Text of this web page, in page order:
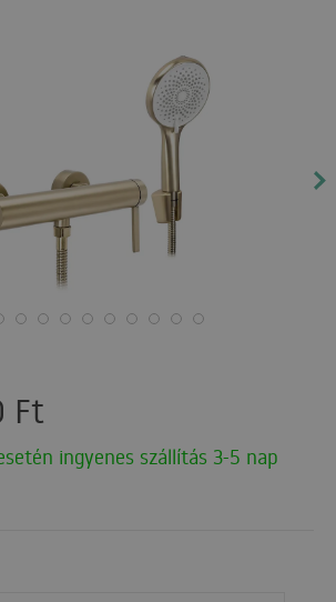
Ft
ingyenes szállítás 3-5 nap